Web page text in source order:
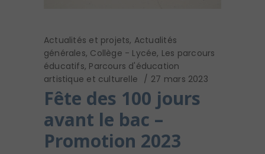
Actualités et projets, Actualités
générales, Collège - Lycée, Les parcours
éducatifs, Parcours d'éducation
artistique et culturelle
27 mars 2023
Fête des 100 jours
avant le bac –
Promotion 2023